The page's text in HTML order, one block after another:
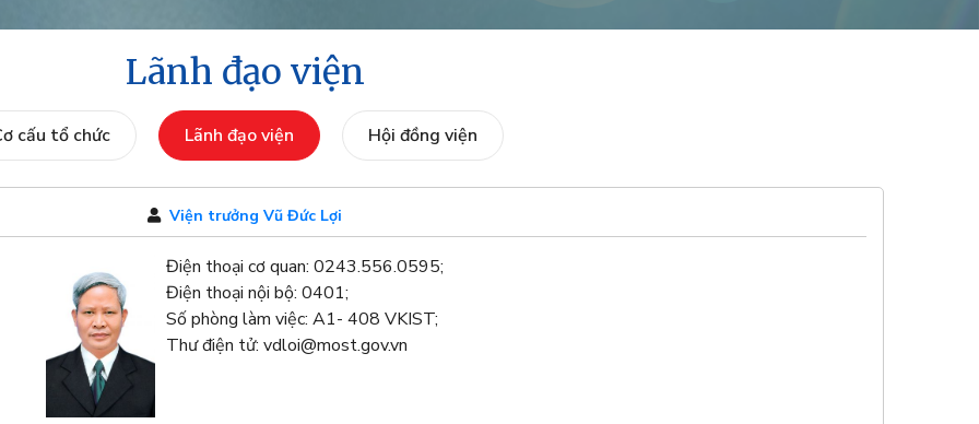
Lãnh đạo viện
cấu tổ chức Lãnh đạo viện Hội đồng viện
Viện trưởng Vũ Đức Lợi
Điện thoại cơ quan: 0243.556.0595;
Điện thoại nội bộ: 0401;
Số phòng làm việc: A1- 408 VKIST;
Thư điện tử: vdloi@most.gov.vn